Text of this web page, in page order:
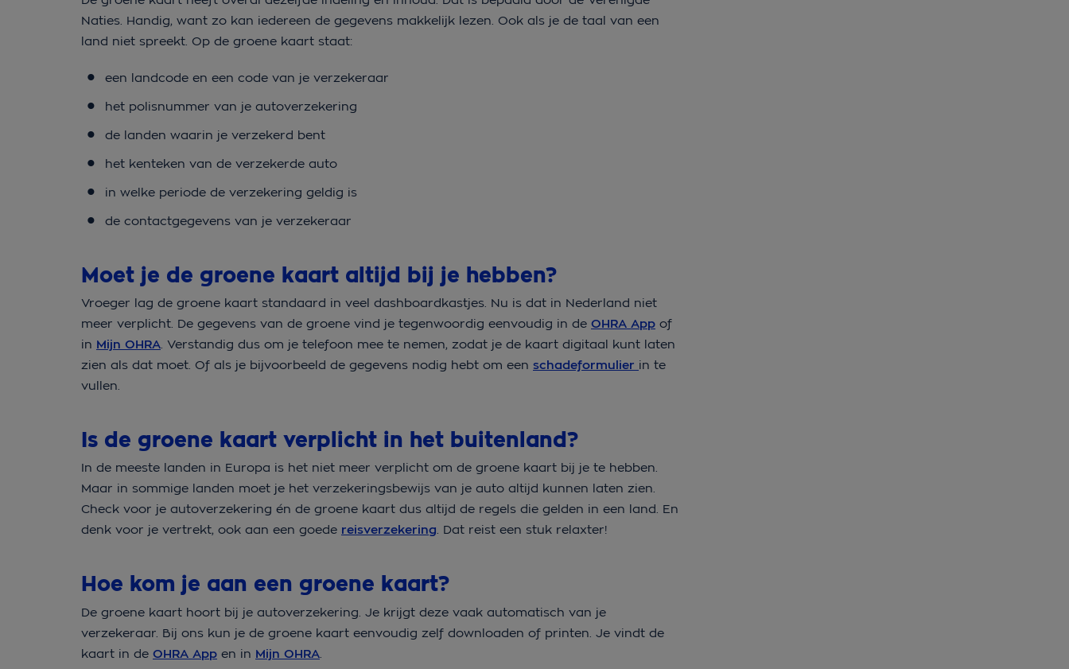
Naties. Handig, want zo kan iedereen de gegevens makkelijk lezen. Ook als je de taal van een
land niet spreekt. Op de groene kaart staat:
een landcode en een code van je verzekeraar
het polisnummer van je autoverzekering
de landen waarin je verzekerd bent
het kenteken van de verzekerde auto
in welke periode de verzekering geldig is
de contactgegevens van je verzekeraar
Moet je de groene kaart altijd bij je hebben?
Vroeger lag de groene kaart standaard in veel dashboardkastjes. Nu is dat in Nederland niet
meer verplicht. De gegevens van de groene vind je tegenwoordig eenvoudig in de OHRA App of
in Mijn OHRA. Verstandig dus om je telefoon mee te nemen, zodat je de kaart digitaal kunt laten
zien als dat moet. Of als je bijvoorbeeld de gegevens nodig hebt om een schadeformulier in te
vullen.
Is de groene kaart verplicht in het buitenland?
In de meeste landen in Europa is het niet meer verplicht om de groene kaart bij je te hebben.
Maar in sommige landen moet je het verzekeringsbewijs van je auto altijd kunnen laten zien.
Check voor je autoverzekering én de groene kaart dus altijd de regels die gelden in een land. En
denk voor je vertrekt, ook aan een goede reisverzekering. Dat reist een stuk relaxter!
Hoe kom je aan een groene kaart?
De groene kaart hoort bij je autoverzekering. Je krijgt deze vaak automatisch van je
verzekeraar. Bij ons kun je de groene kaart eenvoudig zelf downloaden of printen. Je vindt de
kaart in de OHRA App en in Mijn OHRA